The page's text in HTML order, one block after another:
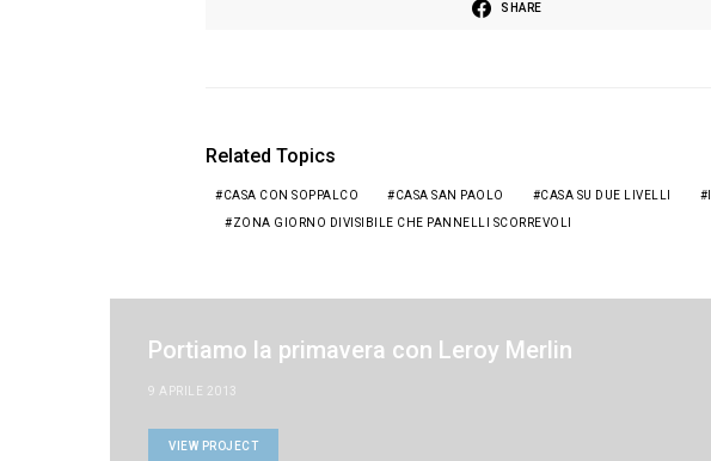
SHARE
Related Topics
CASA CON SOPPALCO CASA SAN PAOLO CASA SU DUE LIVELLI
ZONA GIORNO DIVISIBILE CHE PANNELLI SCORREVOLI
Portiamo la primavera con Leroy Merlin
9 APRILE 2013
VIEW PROJECT